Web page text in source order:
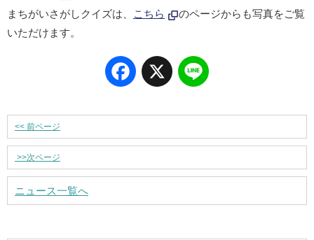
まちがいさがしクイズは、
こちら
のページからも写真をご覧
いただけます。
Facebook
X
<< 前ページ
>>次ページ
ニュース一覧へ